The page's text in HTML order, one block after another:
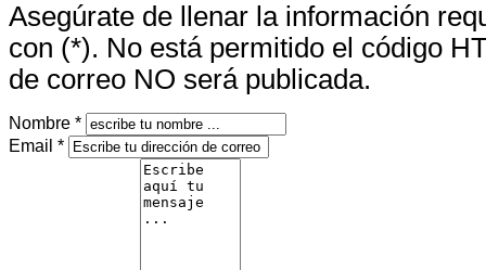
Asegúrate de llenar la información
con (*). No está permitido el código
de correo NO será publicada.
Nombre *
Email *